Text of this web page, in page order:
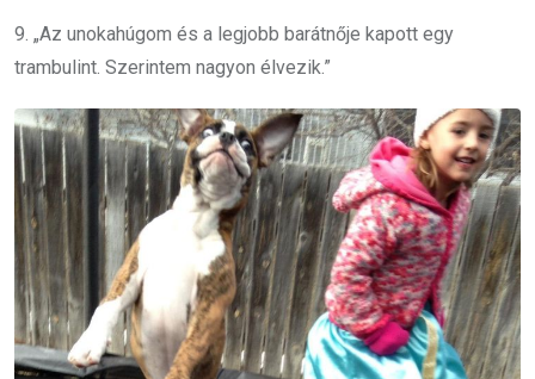
9. „Az unokahúgom és a legjobb barátnője kapott egy
trambulint. Szerintem nagyon élvezik.”